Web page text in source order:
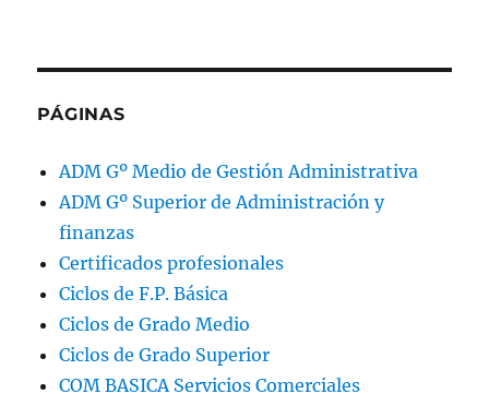
PÁGINAS
ADM Gº Medio de Gestión Administrativa
ADM Gº Superior de Administración y
finanzas
Certificados profesionales
Ciclos de F.P. Básica
Ciclos de Grado Medio
Ciclos de Grado Superior
COM BASICA Servicios Comerciales